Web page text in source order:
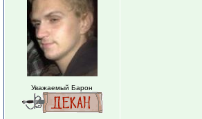
Уважаемый Барон